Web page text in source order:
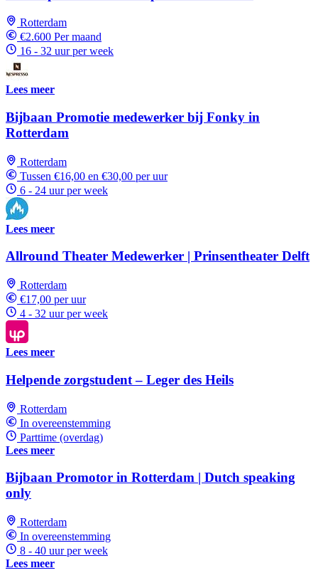
Rotterdam
€2.600 Per maand
16 - 32 uur per week
Lees meer
Bijbaan Promotie medewerker bij Fonky in
Rotterdam
Rotterdam
Tussen €16,00 en €30,00 per uur
6 - 24 uur per week
Lees meer
Allround Theater Medewerker | Prinsentheater Delft
Rotterdam
€17,00 per uur
4 - 32 uur per week
Lees meer
Helpende zorgstudent – Leger des Heils
Rotterdam
In overeenstemming
Parttime (overdag)
Lees meer
Bijbaan Promotor in Rotterdam | Dutch speaking
only
Rotterdam
In overeenstemming
8 - 40 uur per week
Lees meer